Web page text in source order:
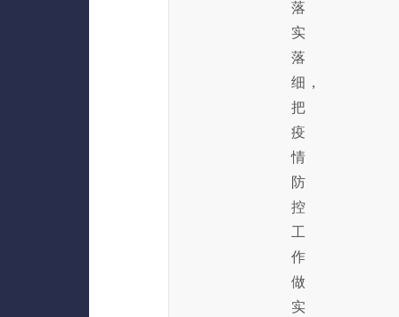
落
实
落
细，
把
疫
情
防
控
工
作
做
实